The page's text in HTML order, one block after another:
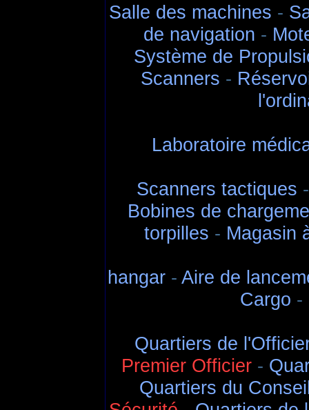
Salle des machines -
de navigation -
Système de
Scanners -
Laboratoire
Scanners tactiques
Bobines de
torpilles - Magasin
hangar- Aire de
Cargo -
Quartiers de
Premier Officier-
Quartiers du